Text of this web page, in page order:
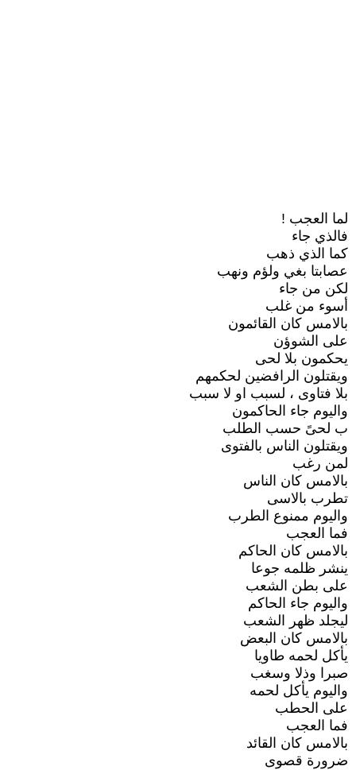
لما العجب !
فالذي جاء
كما الذي ذهب
عصابتا بغي ولؤم ونهب
لكن من جاء
أسوء من غلب
بالامس كان القائمون
على الشوؤن
يحكمون بلا لحى
ويقتلون الرافضين لحكمهم
بلا فتاوى ، لسبب او لا سبب
واليوم جاء الحاكمون
ب لحىً حسب الطلب
ويقتلون الناس بالفتوى
لمن رغب
بالامس كان الناس
تطرب بالاسى
واليوم ممنوع الطرب
فما العجب
بالامس كان الحاكم
ينشر ظلمه جوعا
على بطن الشعب
واليوم جاء الحاكم
ليجلد ظهر الشعب
بالامس كان البعض
يأكل لحمه طاويا
صبرا وذلا وسغب
واليوم يأكل لحمه
على الحطب
فما العجب
بالامس كان القائد
ضرورة قصوى